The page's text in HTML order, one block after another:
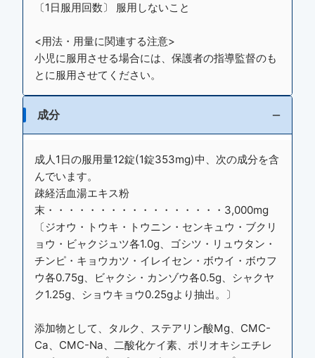
〔1日服用回数〕 服用しないこと
<用法・用量に関連する注意>
小児に服用させる場合には、保護者の指導監督のも
とに服用させてください。
成分
成人1日の服用量12錠(1錠353mg)中、次の成分を含
んでいます。
疎経活血湯エキス粉
末・・・・・・・・・・・・・・・・・3,000mg
〔ジオウ・トウキ・トウニン・センキュウ・ブクリ
ョウ・ビャクジュツ各1.0g、ゴシツ・リュウタン・
チンピ・キョウカツ・イレイセン・ボウイ・ボウフ
ウ各0.75g、ビャクシ・カンゾウ各0.5g、シャクヤ
ク1.25g、ショウキョウ0.25gより抽出。〕
添加物として、タルク、ステアリン酸Mg、CMC-
Ca、CMC-Na、二酸化ケイ素、ポリオキシエチレ